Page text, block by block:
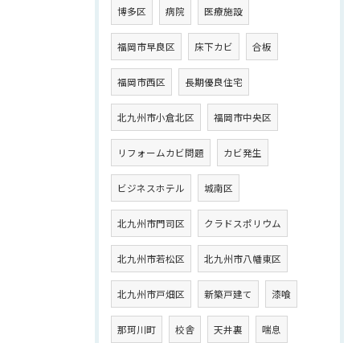
博多区 病院 医療施設
福岡市早良区 床下カビ 合板
福岡市西区 長期優良住宅
北九州市小倉北区 福岡市中央区
リフォームカビ問題 カビ発生
ビジネスホテル 城南区
北九州市門司区 クラドスポリウム
北九州市若松区 北九州市八幡東区
北九州市戸畑区 新築戸建て 漆喰
那珂川町 校舎 天井裏 喘息